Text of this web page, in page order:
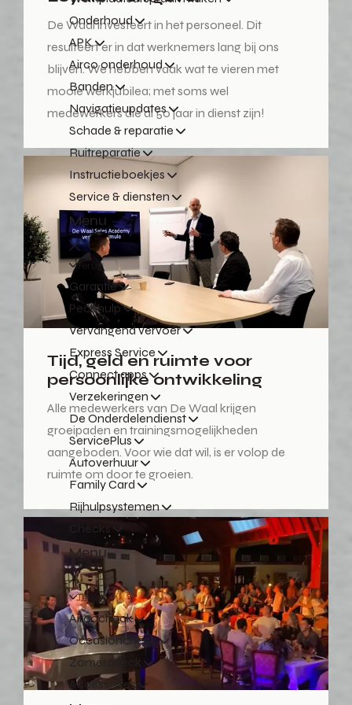
Onderhoud
APK
Airco onderhoud
Banden
Navigatieupdates
Schade & reparatie
Ruitreparatie
Instructieboekjes
Service & diensten
Menu
Terug
Garantie
Pechhulp
Vervangend vervoer
Express Service
Connect apps
Verzekeringen
De Onderdelendienst
ServicePlus
Autoverhuur
Family Card
Rijhulpsystemen
Checks
Menu
Terug
Aircocheck
Occasioncheck
Zomercheck
Accessoires
De Waal investeert in het personeel. Dit
resulteert er in dat werknemers lang bij ons
blijven. We hebben vaak wat te vieren met
mooie werkjubilea; met soms wel
medewerkers die al 50 jaar in dienst zijn!
Tijd, geld en ruimte voor
persoonlijke ontwikkeling
Alle medewerkers van De Waal krijgen
groeipaden en trainingsmogelijkheden
aangeboden. Voor wie dat wil, is er volop de
ruimte om door te groeien.